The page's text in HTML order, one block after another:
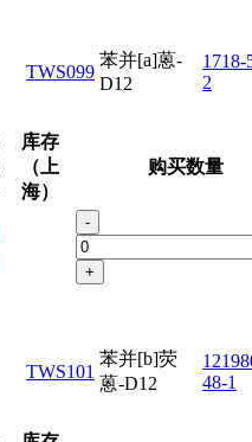
TWS099
苯并[a]蒽-
D12
1718-
2
库存
（上
海）
购买数量
-
+
TWS101
苯并[b]荧
蒽-D12
48-1